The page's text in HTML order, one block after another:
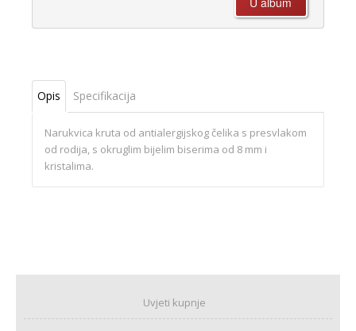
Opis Specifikacija
Narukvica kruta od antialergijskog čelika s presvlakom
od rodija, s okruglim bijelim biserima od 8 mm i
kristalima.
Uvjeti kupnje